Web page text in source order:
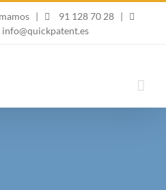
| 91 128 70 28
|
info@quickpatent.es